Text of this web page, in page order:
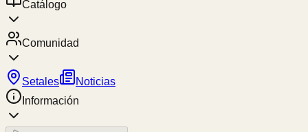
Catálogo
Comunidad
Setales
Noticias
Información